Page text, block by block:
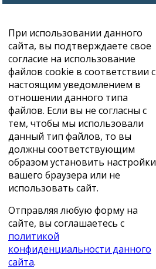
При использовании данного
сайта, вы подтверждаете свое
согласие на использование
файлов cookie в соответствии с
настоящим уведомлением в
отношении данного типа
файлов. Если вы не согласны с
тем, чтобы мы использовали
данный тип файлов, то вы
должны соответствующим
образом установить настройки
вашего браузера или не
использовать сайт.
Отправляя любую форму на
сайте, вы соглашаетесь с
политикой
конфиденциальности данного
сайта.